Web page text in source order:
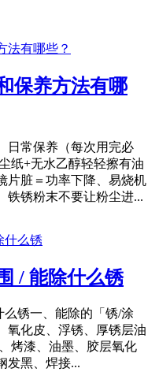
保养方法有哪
日常保养（每次用完必
纸+无水乙醇轻轻擦有油
片脏＝功率下降、易烧机
铁锈粉末不要让粉尘进...
/ 能除什么锈
锈一、能除的「锈/涂
氧化皮、浮锈、厚锈层油
烤漆、油墨、胶层氧化
发黑、焊接...